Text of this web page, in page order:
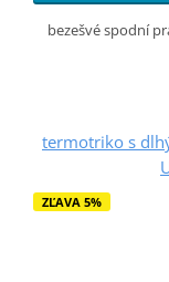
bezešvé spodní
termotriko s
ZĽAVA 5%